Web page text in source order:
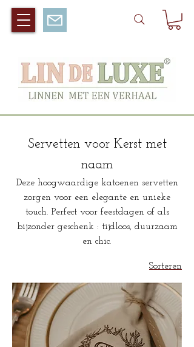
Servetten voor Kerst met
naam
Deze hoogwaardige katoenen servetten
zorgen voor een elegante en unieke
touch. Perfect voor feestdagen of als
bijzonder geschenk : tijdloos, duurzaam
en chic.
Sorteren